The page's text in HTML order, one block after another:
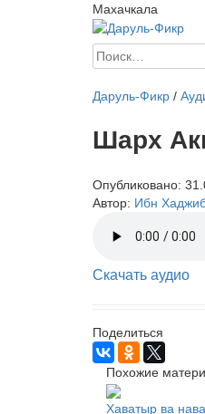
Махачкала
Найти:
Даруль-Фикр /
Шарх
Опубликовано:
Автор: Ибн
Скачать аудио
Поделиться
Похожие
Хаватыр ва